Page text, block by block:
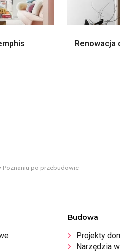
Renowacja
po przebudowie
Budowa
Projekty
Narzędzia